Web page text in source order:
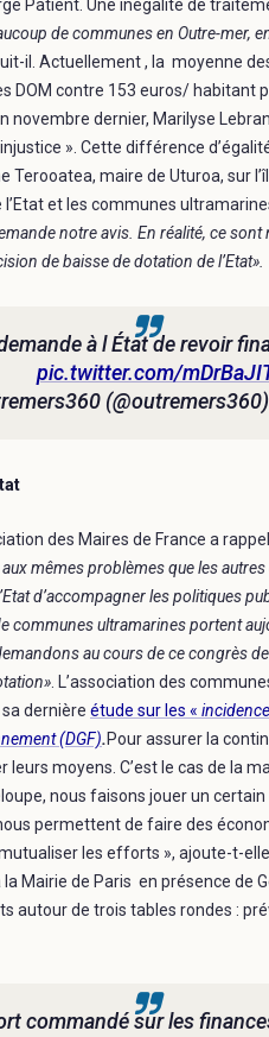
Patient. Une inégalité de
de communes en Outre-mer,
il. Actuellement , la moyenne
contre 153 euros/ habitant
novembre dernier, Marilyse
». Cette différence
maire de Uturoa, sur
et les communes
notre avis. En réalité, ce
de baisse de dotation de l’Etat».
à l État de revoir
pic.twitter.com/
(@outremers360)
des Maires de France a
mêmes problèmes que les
d’accompagner les politiques
communes ultramarines portent
au cours de ce congrès
. L’association des
dernière étude sur les «
(DGF).Pour assurer la
moyens. C’est le cas de la
nous faisons jouer un
permettent de faire des
les efforts », ajoute-t-
Mairie de Paris en présence de
autour de trois tables rondes :
commandé sur les